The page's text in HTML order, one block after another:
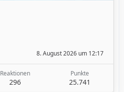
8. August 2026 um 12:17
Reaktionen
296
Punkte
25.741